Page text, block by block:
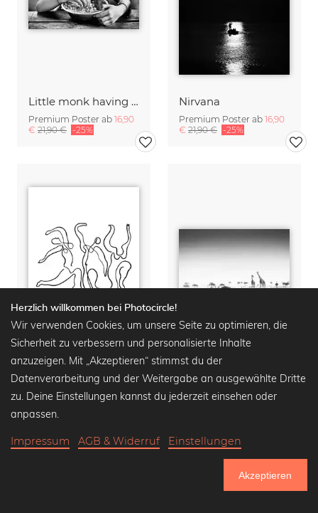
Little monk having lunch
Premium Poster ab 16,90
€ 21,90 € -25%
Nirvana
Premium Poster ab 16,90
€ 21,90 € -25%
Picasso Print in schwarzweiß
Premium Poster ab14,90
Eden
Premium Poster ab15,90
Herzlich willkommen bei Photocircle!
Wir verwenden Cookies, um unsere Seite zu optimieren, die
Sicherheit zu verbessern und personalisierte Inhalte
anzuzeigen. Mit „Akzeptieren“ stimmst du der
Datenverarbeitung und der Weitergabe an ausgewählte Dritte
zu. Deine Einstellungen kannst du jederzeit einsehen oder
anpassen.
Impressum AGB & Widerruf Einstellungen
Akzeptieren